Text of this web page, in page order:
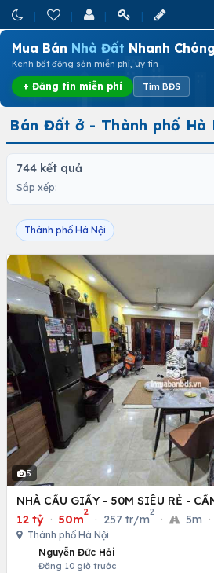
Mua Bán Nhà Đất Nhanh Chóng
Kênh bất động sản miễn phí, uy tín
+ Đăng tin miễn phí Tìm BĐS
Bán Đất ở - Thành phố Hà
744 kết quả
Sắp xếp:
Thành phố Hà Nội
5
NHÀ CẦU GIẤY - 50M SIÊU RẺ -
12 tỷ · 50m
2
· 257 tr/m
2
· 5m ·
Thành phố Hà Nội
Nguyễn Đức Hải
Đăng 10 giờ trước